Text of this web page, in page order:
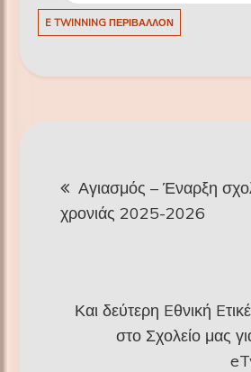
E TWINNING ΠΕΡΙΒΆΛΛΟΝ
άρθρων
Αγιασμός – Έναρξη
χρονιάς 2025-2026
Και δεύτερη Eθνική
στο Σχολείο μας